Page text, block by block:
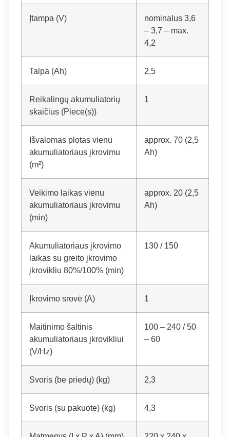
Įtampa (V)
nominalus 3,6
– 3,7 – max.
4,2
Talpa (Ah) 2,5
Reikalingų akumuliatorių
skaičius (Piece(s))
1
Išvalomas plotas vienu
akumuliatoriaus įkrovimu
(m²)
approx. 70 (2,5
Ah)
Veikimo laikas vienu
akumuliatoriaus įkrovimu
(min)
approx. 20 (2,5
Ah)
Akumuliatoriaus įkrovimo
laikas su greito įkrovimo
įkrovikliu 80%/100% (min)
130 / 150
Įkrovimo srovė (A) 1
Maitinimo šaltinis
akumuliatoriaus įkrovikliui
(V/Hz)
100 – 240 / 50
– 60
Svoris (be priedų) (kg) 2,3
Svoris (su pakuote) (kg) 4,3